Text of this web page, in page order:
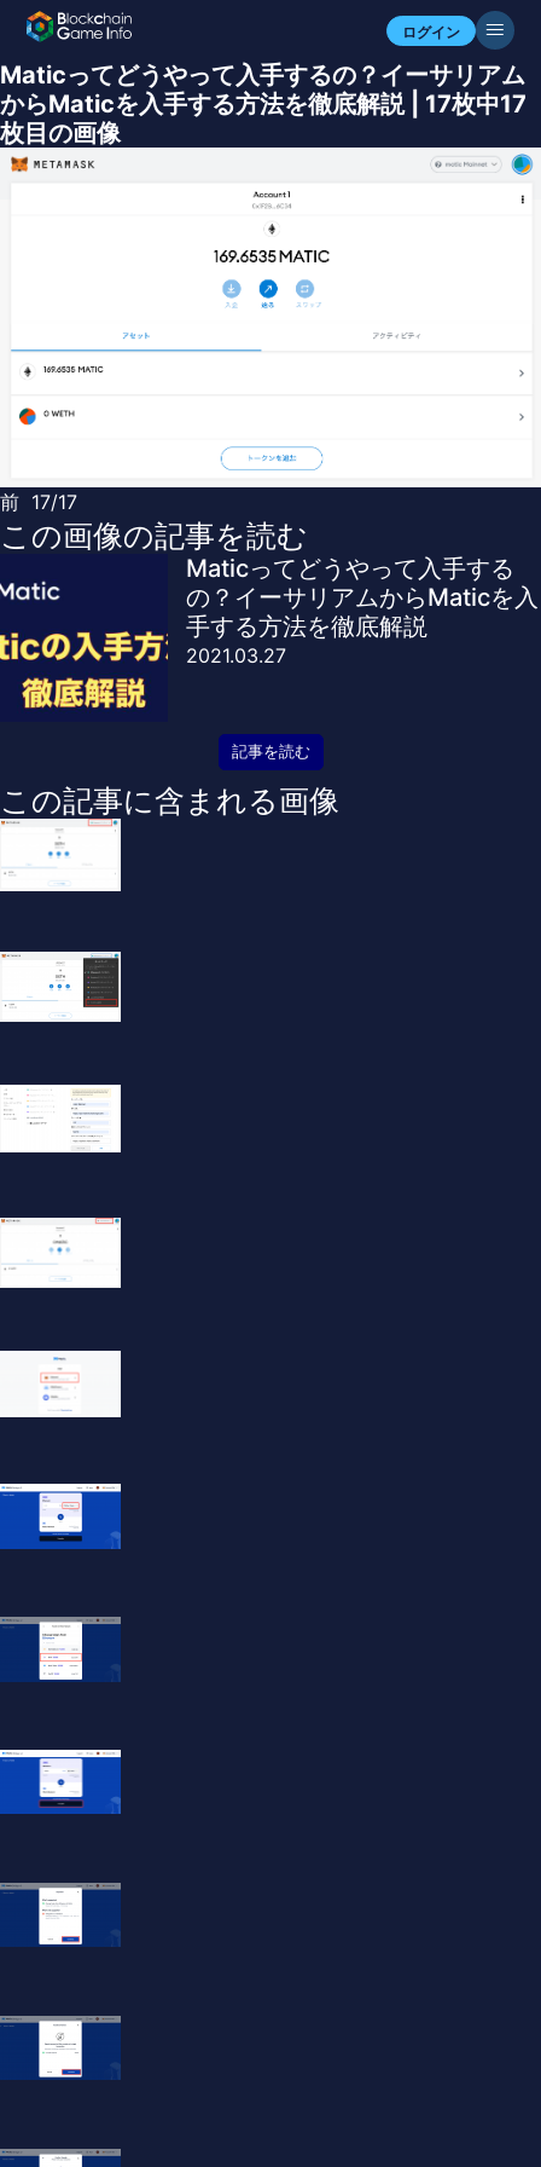
ログイン
Maticってどうやって入手するの？イーサリアム
からMaticを入手する方法を徹底解説 | 17枚中17
枚目の画像
前 17/17
この画像の記事を読む
Maticってどうやって入手する
の？イーサリアムからMaticを入
手する方法を徹底解説
2021.03.27
記事を読む
この記事に含まれる画像